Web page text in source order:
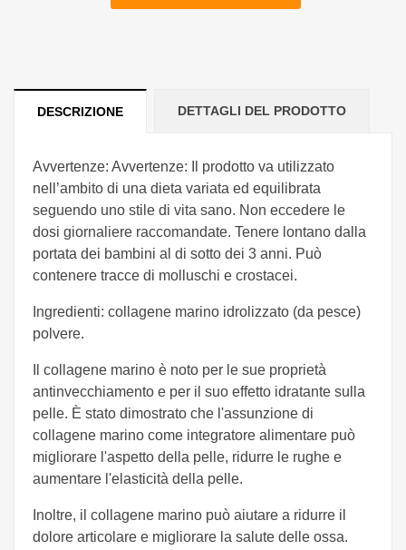
DESCRIZIONE DETTAGLI DEL PRODOTTO
Avvertenze: Avvertenze: Il prodotto va utilizzato
nell’ambito di una dieta variata ed equilibrata
seguendo uno stile di vita sano. Non eccedere le
dosi giornaliere raccomandate. Tenere lontano dalla
portata dei bambini al di sotto dei 3 anni. Può
contenere tracce di molluschi e crostacei.
Ingredienti: collagene marino idrolizzato (da pesce)
polvere.
Il collagene marino è noto per le sue proprietà
antinvecchiamento e per il suo effetto idratante sulla
pelle. È stato dimostrato che l'assunzione di
collagene marino come integratore alimentare può
migliorare l'aspetto della pelle, ridurre le rughe e
aumentare l'elasticità della pelle.
Inoltre, il collagene marino può aiutare a ridurre il
dolore articolare e migliorare la salute delle ossa.